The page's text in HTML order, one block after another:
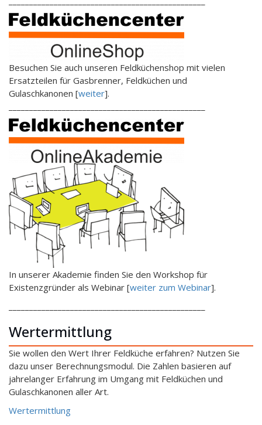
Besuchen Sie auch unseren Feldküchenshop mit vielen
Ersatzteilen für Gasbrenner, Feldküchen und
Gulaschkanonen [weiter].
In unserer Akademie finden Sie den Workshop für
Existenzgründer als Webinar [weiter zum Webinar].
Wertermittlung
Sie wollen den Wert Ihrer Feldküche erfahren? Nutzen Sie
dazu unser Berechnungsmodul. Die Zahlen basieren auf
jahrelanger Erfahrung im Umgang mit Feldküchen und
Gulaschkanonen aller Art.
Wertermittlung